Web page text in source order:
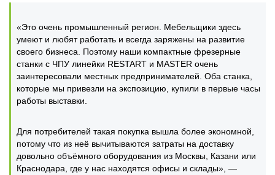
«Это очень промышленный регион. Мебельщики здесь
умеют и любят работать и всегда заряжены на развитие
своего бизнеса. Поэтому наши компактные фрезерные
станки с ЧПУ линейки RESTART и MASTER очень
заинтересовали местных предпринимателей. Оба станка,
которые мы привезли на экспозицию, купили в первые часы
работы выставки.
Для потребителей такая покупка вышла более экономной,
потому что из неё вычитываются затраты на доставку
довольно объёмного оборудования из Москвы, Казани или
Краснодара, где у нас находятся офисы и склады», —